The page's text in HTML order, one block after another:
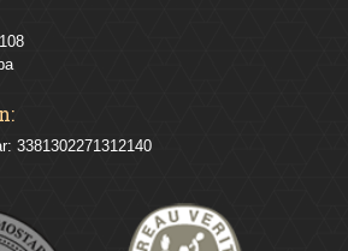
3381302271312140